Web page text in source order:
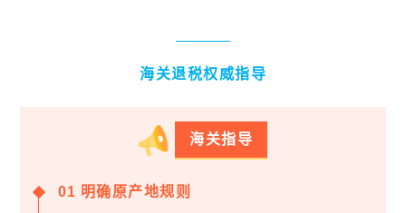
海关退税权威指导
海关指导
01 明确原产地规则